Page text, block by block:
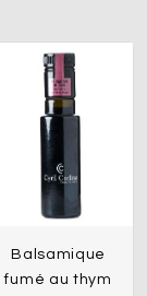
Balsamique
fumé au thym